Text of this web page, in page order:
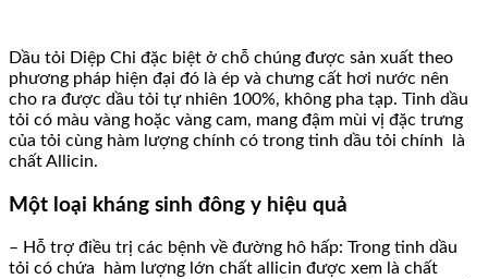
Dầu tỏi Diệp Chi đặc biệt ở chỗ chúng được sản xuất theo
phương pháp hiện đại đó là ép và chưng cất hơi nước nên
cho ra được dầu tỏi tự nhiên 100%, không pha tạp. Tinh dầu
tỏi có màu vàng hoặc vàng cam, mang đậm mùi vị đặc trưng
của tỏi cùng hàm lượng chính có trong tinh dầu tỏi chính là
chất Allicin.
Một loại kháng sinh đông y hiệu quả
– Hỗ trợ điều trị các bệnh về đường hô hấp: Trong tinh dầu
tỏi có chứa hàm lượng lớn chất allicin được xem là chất